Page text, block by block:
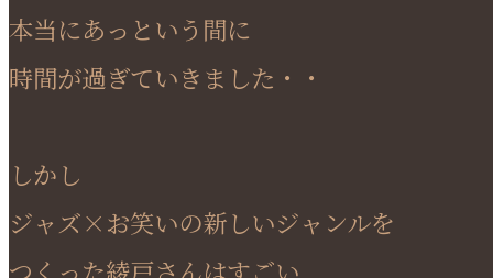
本当にあっという間に
時間が過ぎていきました・・
しかし
ジャズ×お笑いの新しいジャンルを
つくった綾戸さんはすごい